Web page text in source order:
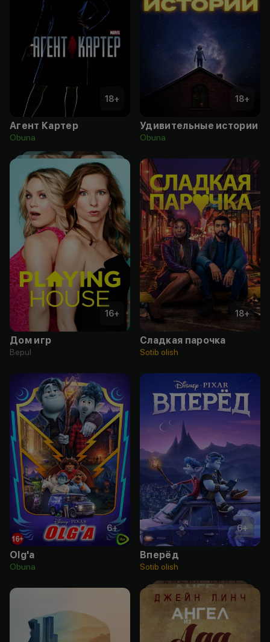
18+
Агент Картер
Obuna
18+
Удивительные истории
Obuna
16+
Дом игр
Bepul
18+
Cладкая парочка
Sotib olish
6+
Olg'a
Obuna
6+
Вперёд
Sotib olish